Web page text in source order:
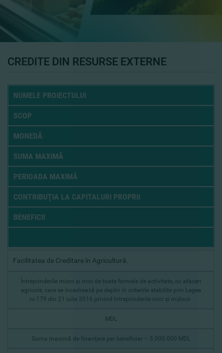
CREDITE DIN RESURSE EXTERNE
NUMELE PROIECTULUI
SCOP
MONEDĂ
SUMA MAXIMĂ
PERIOADA MAXIMĂ
CONTRIBUŢIA LA CAPITALURI PROPRII
BENEFICII
Facilitatea de Creditare în Agricultură.
Întreprinderile micro şi mici de toate formele de activitate, cu afaceri
agricole, care se încadrează pe deplin în criteriile stabilite prin Legea
nr.179 din 21 iulie 2016 privind întreprinderile mici şi mijlocii
MDL
Suma maximă de finanţare per beneficiar – 5 000 000 MDL